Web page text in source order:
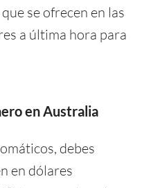
se ofrecen en las
a última hora para
en Australia
debes
en dólares